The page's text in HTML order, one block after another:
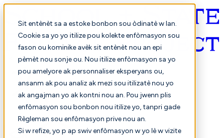
Sit entènèt sa a estoke bonbon sou òdinatè w lan.
Cookie sa yo yo itilize pou kolekte enfòmasyon sou
fason ou kominike avèk sit entènèt nou an epi
pèmèt nou sonje ou. Nou itilize enfòmasyon sa yo
pou amelyore ak personnaliser eksperyans ou,
ansanm ak pou analiz ak mezi sou itilizatè nou yo
ak angajman yo ak kontni nou an. Pou jwenn plis
enfòmasyon sou bonbon nou itilize yo, tanpri gade
Règleman sou enfòmasyon prive nou an.
Si w refize, yo p ap swiv enfòmasyon w yo lè w vizite
Kreyòl ayisyen